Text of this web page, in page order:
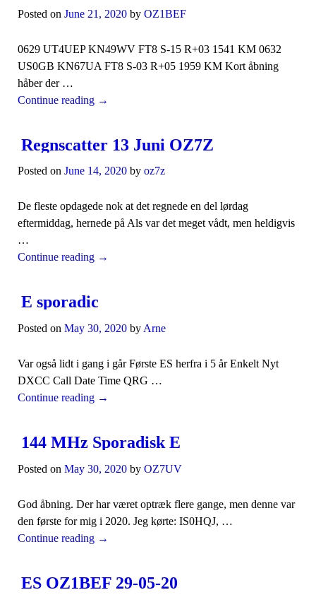
Posted on June 21, 2020 by OZ1BEF
0629 UT4UEP KN49WV FT8 S-15 R+03 1541 KM 0632
US0GB KN67UA FT8 S-03 R+05 1959 KM Kort åbning
håber der …
Continue reading →
Regnscatter 13 Juni OZ7Z
Posted on June 14, 2020 by oz7z
De fleste opdagede nok at det regnede en del lørdag
eftermiddag, hernede på Als var det meget vådt, men heldigvis
…
Continue reading →
E sporadic
Posted on May 30, 2020 by Arne
Var også lidt i gang i går Første ES herfra i 5 år Enkelt Nyt
DXCC Call Date Time QRG …
Continue reading →
144 MHz Sporadisk E
Posted on May 30, 2020 by OZ7UV
God åbning. Der har været optræk flere gange, men denne var
den første for mig i 2020. Jeg kørte: IS0HQJ, …
Continue reading →
ES OZ1BEF 29-05-20